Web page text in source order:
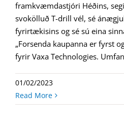
framkvæmdastjóri Héðins,
svokölluð T-drill vél, sé
fyrirtækisins og sé sú eina
„Forsenda kaupanna er fyrst
fyrir Vaxa Technologies.
01/02/2023
Read More